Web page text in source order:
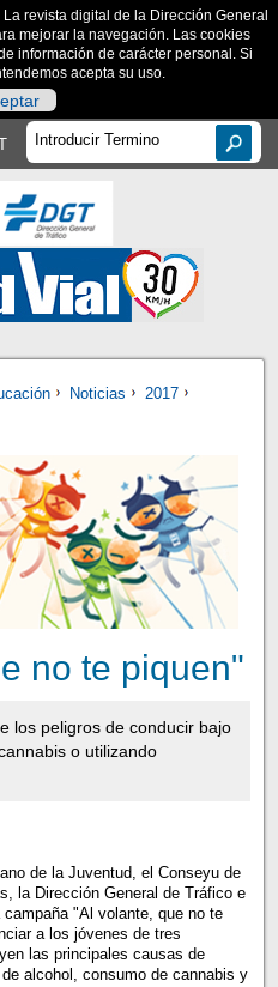
revista digital de la Dirección General
mejorar la navegación. Las cookies
información de carácter personal. Si
acepta su uso.
Noticias
2017
no te piquen"
los peligros de conducir bajo
o utilizando
de la Juventud, el Conseyu de
la Dirección General de Tráfico e
"Al volante, que no te
a los jóvenes de tres
las principales causas de
alcohol, consumo de cannabis y